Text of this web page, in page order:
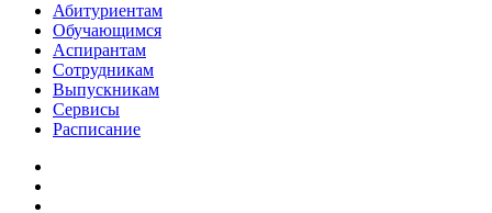
Абитуриентам
Обучающимся
Аспирантам
Сотрудникам
Выпускникам
Сервисы
Расписание